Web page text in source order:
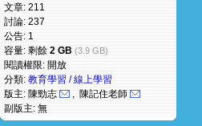
文章: 211
討論: 237
公告: 1
容量: 剩餘 2 GB (3.9 GB)
閱讀權限: 開放
分類: 教育學習 / 線上學習
版主: 陳勁志
, 陳記住老師
副版主: 無